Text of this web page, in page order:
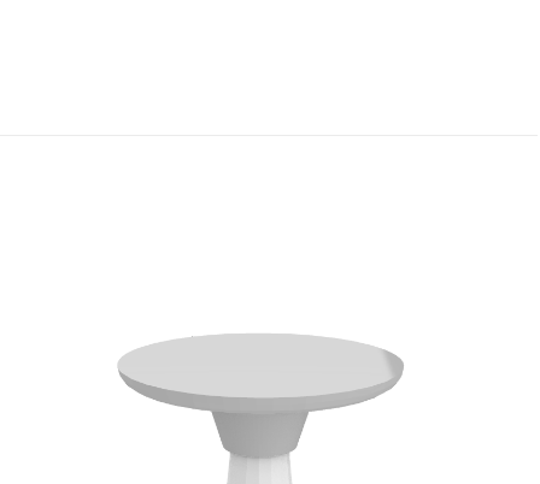
5 de 5 estrelas